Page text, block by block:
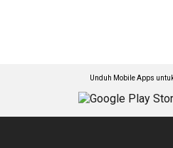
Unduh Mobile Apps